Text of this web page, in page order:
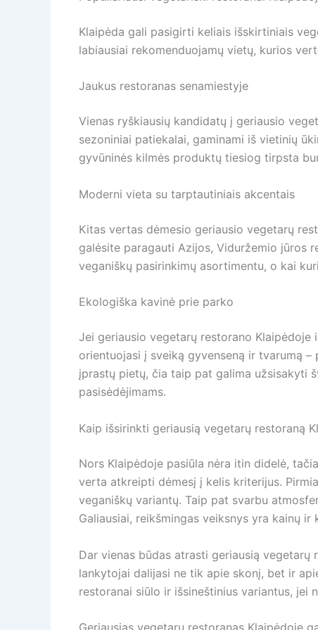
Klaipėda gali pasigirti keliais išskirtiniais
labiausiai rekomenduojamų vietų, kurios
Jaukus restoranas senamiestyje
Vienas ryškiausių kandidatų į geriausio
sezoniniai patiekalai, gaminami iš vietinių
gyvūninės kilmės produktų tiesiog tirpsta
Moderni vieta su tarptautiniais akcentais
Kitas vertas dėmesio geriausio vegetarų
galėsite paragauti Azijos, Viduržemio jūros
veganiškų pasirinkimų asortimentu, o kai
Ekologiška kavinė prie parko
Jei geriausio vegetarų restorano
orientuojasi į sveiką gyvenseną ir tvarumą
įprastų pietų, čia taip pat galima užsisakyti
pasisėdėjimams.
Kaip išsirinkti geriausią vegetarų restoraną
Nors Klaipėdoje pasiūla nėra itin didelė,
verta atkreipti dėmesį į kelis kriterijus.
veganiškų variantų. Taip pat svarbu
Galiausiai, reikšmingas veiksnys yra kainų
Dar vienas būdas atrasti geriausią
lankytojai dalijasi ne tik apie skonį, bet ir
restoranai siūlo ir išsineštinius variantus, jei